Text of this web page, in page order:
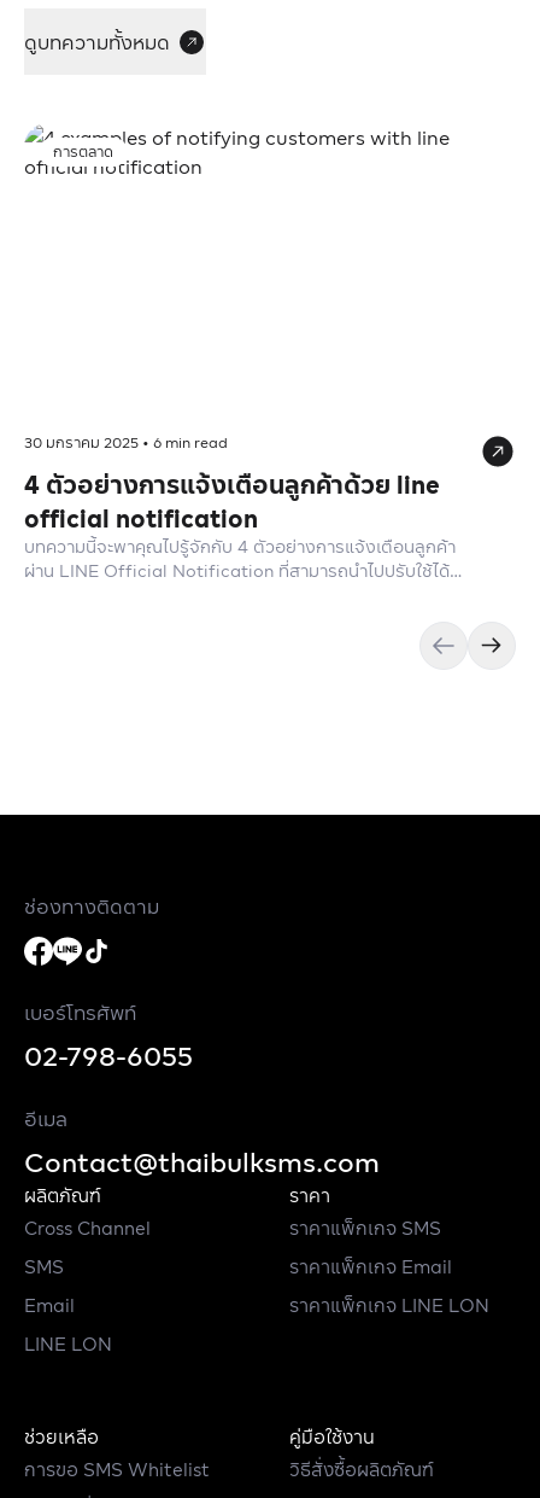
ดูบทความทั้งหมด
การตลาด
30 มกราคม 2025 • 6 min read
4 ตัวอย่างการแจ้งเตือนลูกค้าด้วย line
official notification
บทความนี้จะพาคุณไปรู้จักกับ 4 ตัวอย่างการแจ้งเตือนลูกค้า
ผ่าน LINE Official Notification ที่สามารถนำไปปรับใช้ได้
ช่องทางติดตาม
เบอร์โทรศัพท์
02-798-6055
อีเมล
Contact@thaibulksms.com
ผลิตภัณฑ์
Cross Channel
SMS
Email
LINE LON
ราคา
ราคาแพ็กเกจ SMS
ราคาแพ็กเกจ Email
ราคาแพ็กเกจ LINE LON
ช่วยเหลือ
การขอ SMS Whitelist
คู่มือใช้งาน
วิธีสั่งซื้อผลิตภัณฑ์